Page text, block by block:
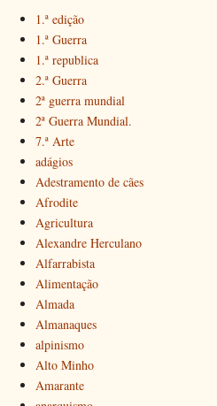
1.ª edição
1.ª Guerra
1.ª republica
2.ª Guerra
2ª guerra mundial
2ª Guerra Mundial.
7.ª Arte
adágios
Adestramento de cães
Afrodite
Agricultura
Alexandre Herculano
Alfarrabista
Alimentação
Almada
Almanaques
alpinismo
Alto Minho
Amarante